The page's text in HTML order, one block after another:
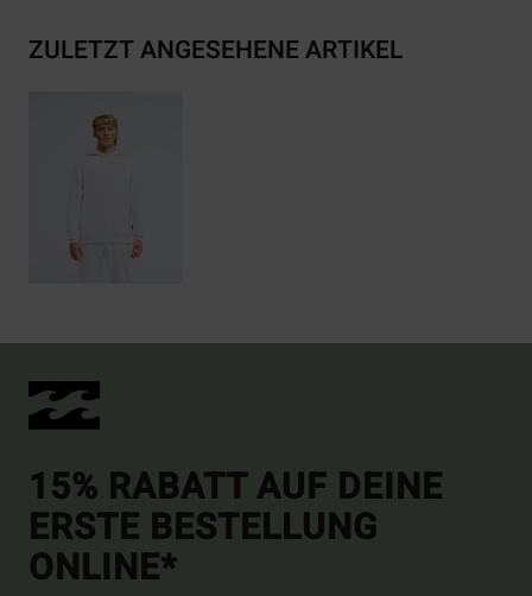
ZULETZT ANGESEHENE ARTIKEL
15% RABATT AUF DEINE
ERSTE BESTELLUNG
ONLINE*